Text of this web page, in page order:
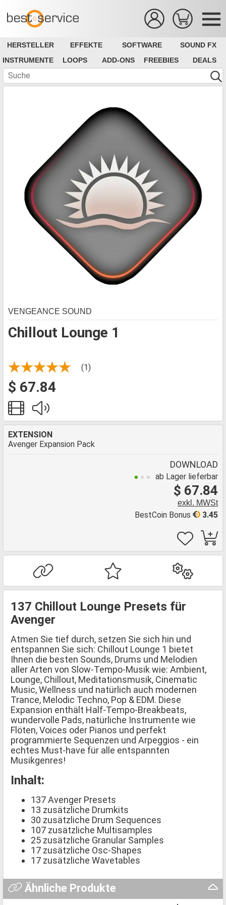
HERSTELLER EFFEKTE SOFTWARE
SOUND FX
INSTRUMENTE
LOOPS ADD-ONS FREEBIES DEALS
Chillout Lounge 1
VENGEANCE SOUND
(1)
$ 67.84
EXTENSION
Avenger Expansion Pack
DOWNLOAD
ab Lager lieferbar
$ 67.84
exkl. MWSt
3.45
BestCoin Bonus
137 Chillout Lounge Presets für
Avenger
Atmen Sie tief durch, setzen Sie sich hin und
entspannen Sie sich: Chillout Lounge 1 bietet
Ihnen die besten Sounds, Drums und Melodien
aller Arten von Slow-Tempo-Musik wie: Ambient,
Lounge, Chillout, Meditationsmusik, Cinematic
Music, Wellness und natürlich auch modernen
Trance, Melodic Techno, Pop & EDM. Diese
Expansion enthält Half-Tempo-Breakbeats,
wundervolle Pads, natürliche Instrumente wie
Flöten, Voices oder Pianos und perfekt
programmierte Sequenzen und Arpeggios - ein
echtes Must-have für alle entspannten
Musikgenres!
Inhalt:
137 Avenger Presets
13 zusätzliche Drumkits
30 zusätzliche Drum Sequences
107 zusätzliche Multisamples
25 zusätzliche Granular Samples
17 zusätzliche Osc-Shapes
17 zusätzliche Wavetables
Ähnliche Produkte